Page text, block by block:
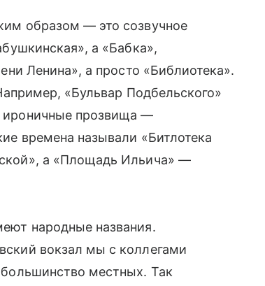
образом — это созвучное
а «Бабка»,
Ленина», а просто «Библиотека».
«Бульвар Подбельского»
ироничные прозвища —
времена называли «Битлотека
а «Площадь Ильича» —
народные названия.
вокзал мы с коллегами
местных. Так